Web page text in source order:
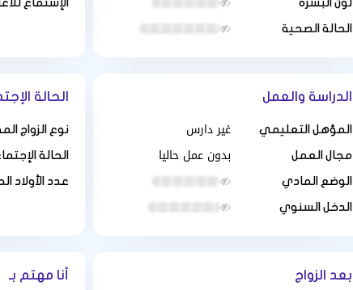
لون البشرة
الحالة الصحية
الإستماع
الدراسة والعمل
المؤهل التعليمي غير دارس
مجال العمل بدون عمل حاليا
الوضع المادي
الدخل السنوي
الحالة
نوع الزواج
الحالة
عدد الأولاد
بعد الزواج أنا مهتم بـ